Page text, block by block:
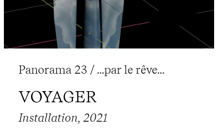
Panorama 23 / ...par le rêve...
VOYAGER
Installation, 2021